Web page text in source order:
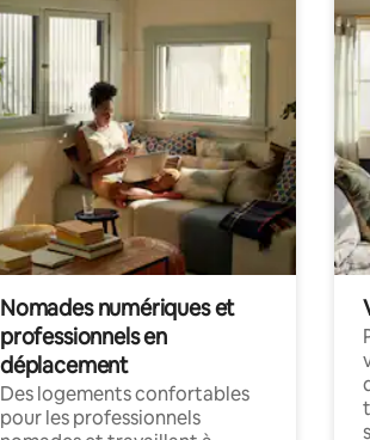
Nomades numériques et
professionnels en
déplacement
Des logements confortables
pour les professionnels